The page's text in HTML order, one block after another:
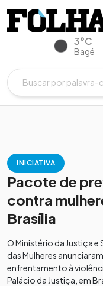
3°C
Bagé
INICIATIVA
Pacote de
contra
Brasília
O Ministério da Justiça e
das Mulheres
enfrentamento à
Palácio da Justiça, em